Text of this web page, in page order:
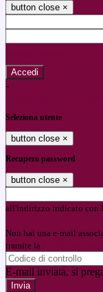
button close ×
-
Seleziona utente
button close ×
Recupero password
button close ×
all'indirizzo indicato con
Non hai una e-mail
tramite la
E-mail inviata, si